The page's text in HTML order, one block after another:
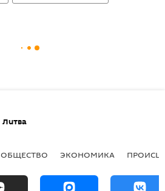
Литва
ОБЩЕСТВО ЭКОНОМИКА